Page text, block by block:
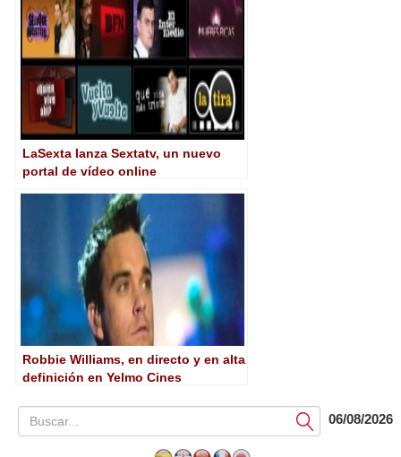
LaSexta lanza Sextatv, un nuevo
portal de vídeo online
Robbie Williams, en directo y en alta
definición en Yelmo Cines
Submit06/08/2026